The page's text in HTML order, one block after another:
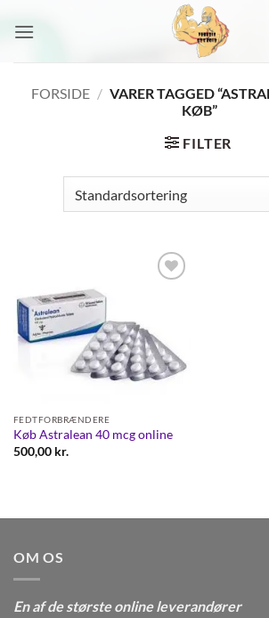
FORSIDE / VARER TAGGED
KØB”
FILTER
FEDTFORBRÆNDERE
Køb Astralean 40 mcg online
500,00 kr.
OM OS
En af de største online leverandører